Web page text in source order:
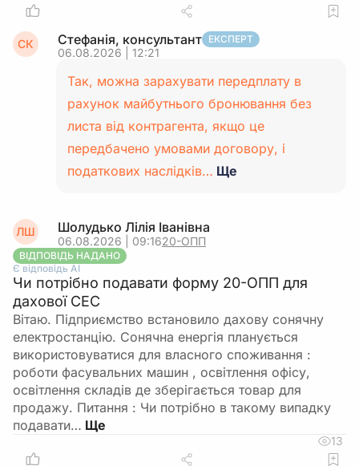
СК Стефанія, консультант ЕКСПЕРТ
06.08.2026 | 12:21
Так, можна зарахувати передплату в
рахунок майбутнього бронювання без
листа від контрагента, якщо це
передбачено умовами договору, і
податкових наслідків… Ще
ЛШ Шолудько Лілія Іванівна
06.08.2026 | 09:1620-ОПП
ВІДПОВІДЬ НАДАНО
Є відповідь АІ
Чи потрібно подавати форму 20-ОПП для
дахової СЕС
Вітаю. Підприємство встановило дахову сонячну
електростанцію. Сонячна енергія планується
використовуватися для власного споживання :
роботи фасувальних машин , освітлення офісу,
освітлення складів де зберігається товар для
продажу. Питання : Чи потрібно в такому випадку
подавати…
13